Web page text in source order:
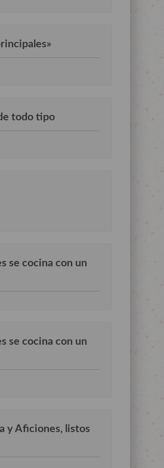
todo tipo
se cocina con un
se cocina con un
y Aficiones, listos